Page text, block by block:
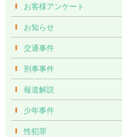
お客様アンケート
お知らせ
交通事件
刑事事件
報道解説
少年事件
性犯罪